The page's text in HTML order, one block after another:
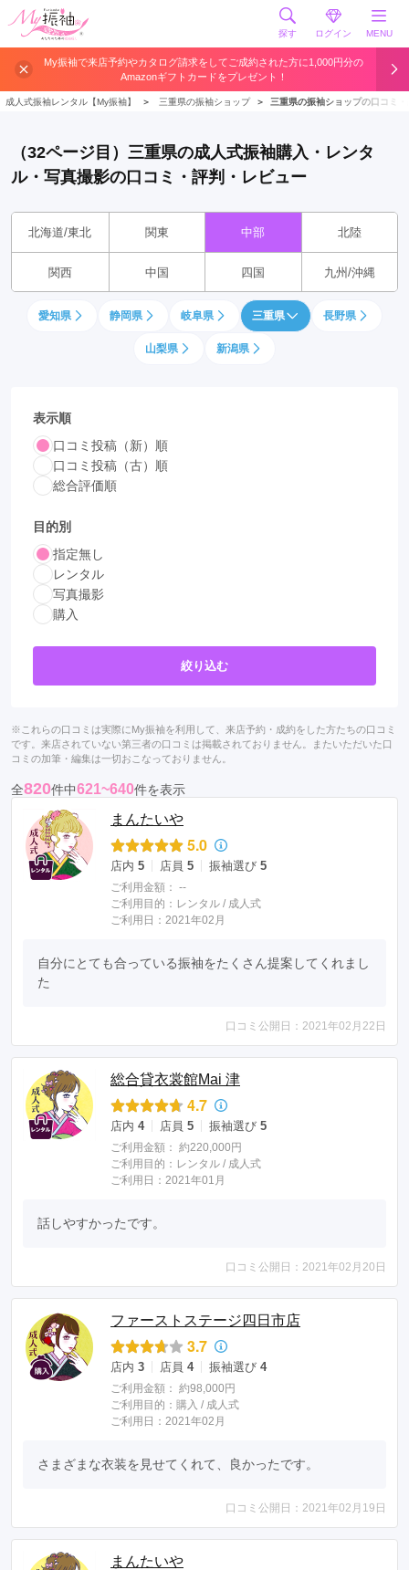
探す ログイン MENU
My振袖で来店予約やカタログ請求をしてご成約された方に1,000円分の
Amazonギフトカードをプレゼント！
成人式振袖レンタル【My振袖】 ＞ 三重県の振袖ショップ ＞ 三重県の振袖ショップの口コミ
（32ページ目）三重県の成人式振袖購入・レンタ
ル・写真撮影の口コミ・評判・レビュー
北海道/東北 関東 中部 北陸
関西 中国 四国 九州/沖縄
愛知県 静岡県 岐阜県 三重県 長野県
山梨県 新潟県
表示順
口コミ投稿（新）順
口コミ投稿（古）順
総合評価順
目的別
指定無し
レンタル
写真撮影
購入
絞り込む
※これらの口コミは実際にMy振袖を利用して、来店予約・成約をした方たちの口コミ
です。来店されていない第三者の口コミは掲載されておりません。またいただいた口
コミの加筆・編集は一切おこなっておりません。
全820件中621~640件を表示
まんたいや
5.0
店内 5 店員 5 振袖選び 5
ご利用金額： --
ご利用目的： レンタル / 成人式
ご利用日：2021年02月
自分にとても合っている振袖をたくさん提案してくれまし
た
口コミ公開日：2021年02月22日
総合貸衣裳館Mai 津
4.7
店内 4 店員 5 振袖選び 5
ご利用金額： 約220,000円
ご利用目的： レンタル / 成人式
ご利用日：2021年01月
話しやすかったです。
口コミ公開日：2021年02月20日
ファーストステージ四日市店
3.7
店内 3 店員 4 振袖選び 4
ご利用金額： 約98,000円
ご利用目的： 購入 / 成人式
ご利用日：2021年02月
さまざまな衣装を見せてくれて、良かったです。
口コミ公開日：2021年02月19日
まんたいや